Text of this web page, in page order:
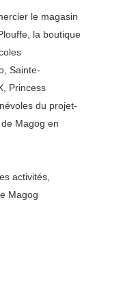
le magasin
la boutique
Sainte-
Princess
du projet-
Magog en
activités,
Magog